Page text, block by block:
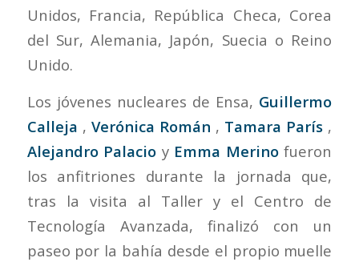
Unidos, Francia, República Checa, Corea
del Sur, Alemania, Japón, Suecia o Reino
Unido.
Los jóvenes nucleares de Ensa, Guillermo
Calleja , Verónica Román , Tamara París ,
Alejandro Palacio yEmma Merinofueron
los anfitriones durante la jornada que,
tras la visita al Taller y el Centro de
Tecnología Avanzada, finalizó con un
paseo por la bahía desde el propio muelle